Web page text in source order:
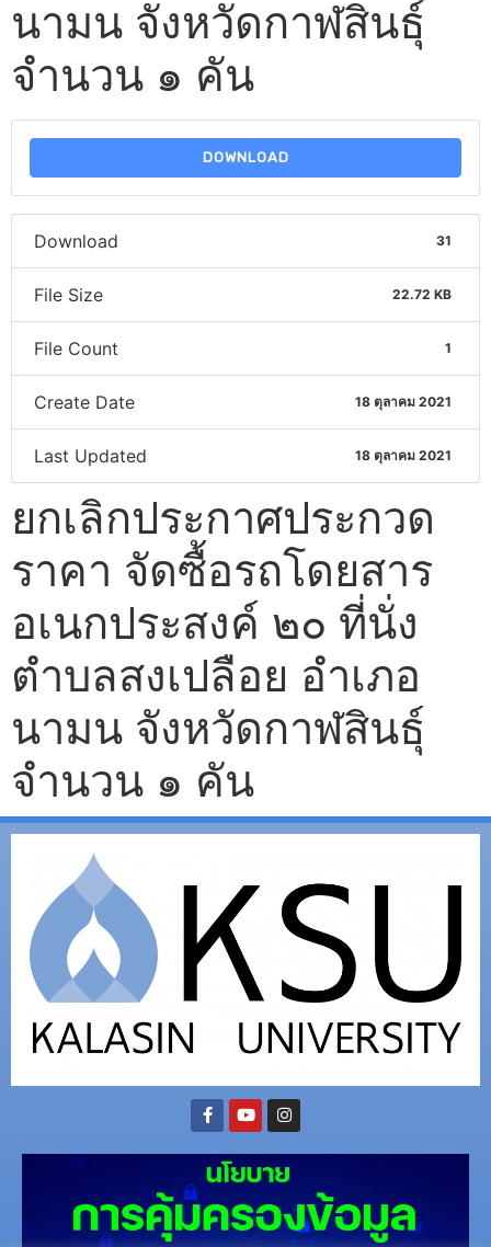
นามน จังหวัดกาฬสินธุ์
จำนวน ๑ คัน
DOWNLOAD
Download 31
File Size 22.72 KB
File Count 1
Create Date 18 ตุลาคม 2021
Last Updated 18 ตุลาคม 2021
ยกเลิกประกาศประกวด
ราคา จัดซื้อรถโดยสาร
อเนกประสงค์ ๒๐ ที่นั่ง
ตำบลสงเปลือย อำเภอ
นามน จังหวัดกาฬสินธุ์
จำนวน ๑ คัน